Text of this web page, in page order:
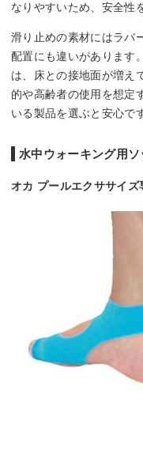
なりやすいため、安全性
滑り止めの素材にはラバ
配置にも違いがあります
は、床との接地面が増え
的や高齢者の使用を想定
いる製品を選ぶと安心で
水中ウォーキング用
オカ プールエクササイ